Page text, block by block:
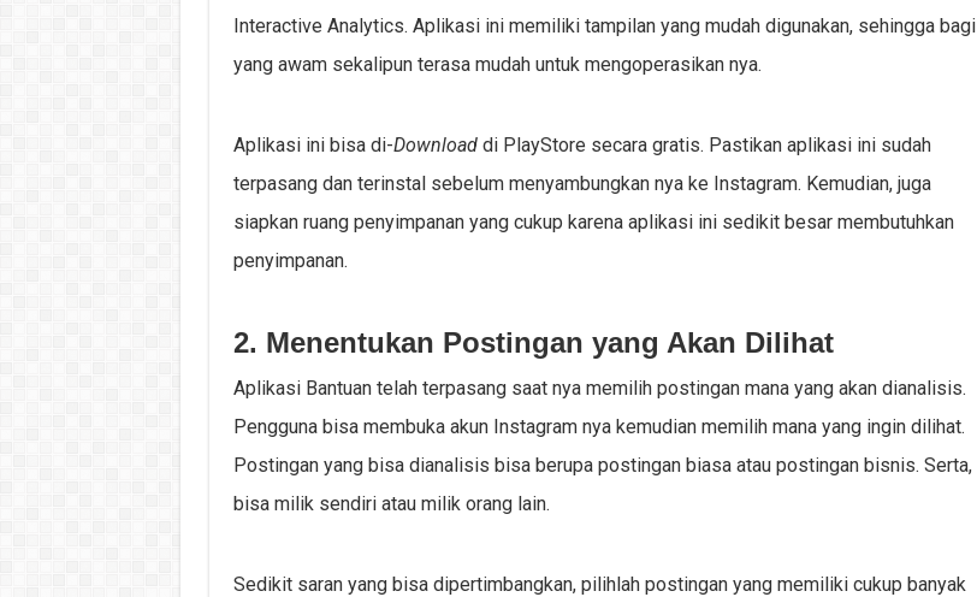
Interactive Analytics. Aplikasi ini memiliki tampilan yang mudah digunakan, sehingga bagi
yang awam sekalipun terasa mudah untuk mengoperasikan nya.
Aplikasi ini bisa di-Downloaddi PlayStore secara gratis. Pastikan aplikasi ini sudah
terpasang dan terinstal sebelum menyambungkan nya ke Instagram. Kemudian, juga
siapkan ruang penyimpanan yang cukup karena aplikasi ini sedikit besar membutuhkan
penyimpanan.
2. Menentukan Postingan yang Akan Dilihat
Aplikasi Bantuan telah terpasang saat nya memilih postingan mana yang akan dianalisis.
Pengguna bisa membuka akun Instagram nya kemudian memilih mana yang ingin dilihat.
Postingan yang bisa dianalisis bisa berupa postingan biasa atau postingan bisnis. Serta,
bisa milik sendiri atau milik orang lain.
Sedikit saran yang bisa dipertimbangkan, pilihlah postingan yang memiliki cukup banyak